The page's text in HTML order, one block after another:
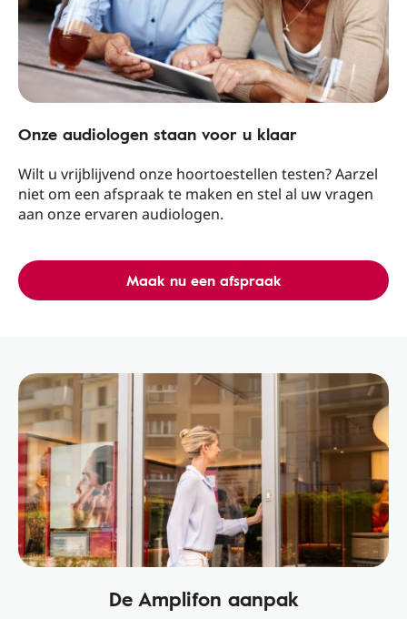
Onze audiologen staan ​​voor u klaar
Wilt u vrijblijvend onze hoortoestellen testen? Aarzel
niet om een ​​afspraak te maken en stel al uw vragen
aan onze ervaren audiologen.
Maak nu een afspraak
De Amplifon aanpak